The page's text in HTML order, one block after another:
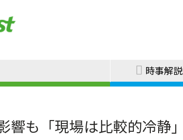
時事解説
も「現場は比較的冷静」